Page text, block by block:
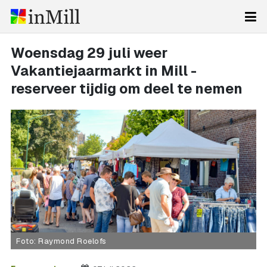
Woensdag 29 juli weer
Vakantiejaarmarkt in Mill -
reserveer tijdig om deel te nemen
Foto: Raymond Roelofs